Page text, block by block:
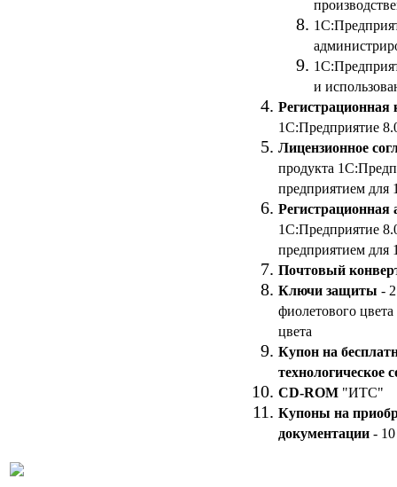
и
Регистрационная
1С:Предприятие
Лицензионное
продукта
предприятием для
Регистрационная
1С:Предприятие
предприятием для
Почтовый
Ключи защиты -
фиолетового
цвета
Купон на
CD-ROM "ИТС"
Купоны на
документации -